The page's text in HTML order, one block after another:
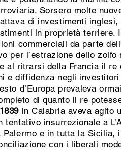
. Sorsero molte
di investimenti
in proprietà terriere.
commerciali da parte
per l’estrazione dello
al ritrarsi della Francia il
e diffidenza negli
d’Europa prevaleva
di quanto il re
1839 in Calabria aveva agito
tentativo insurrezionale a
e in tutta la Sicilia,
con i liberali